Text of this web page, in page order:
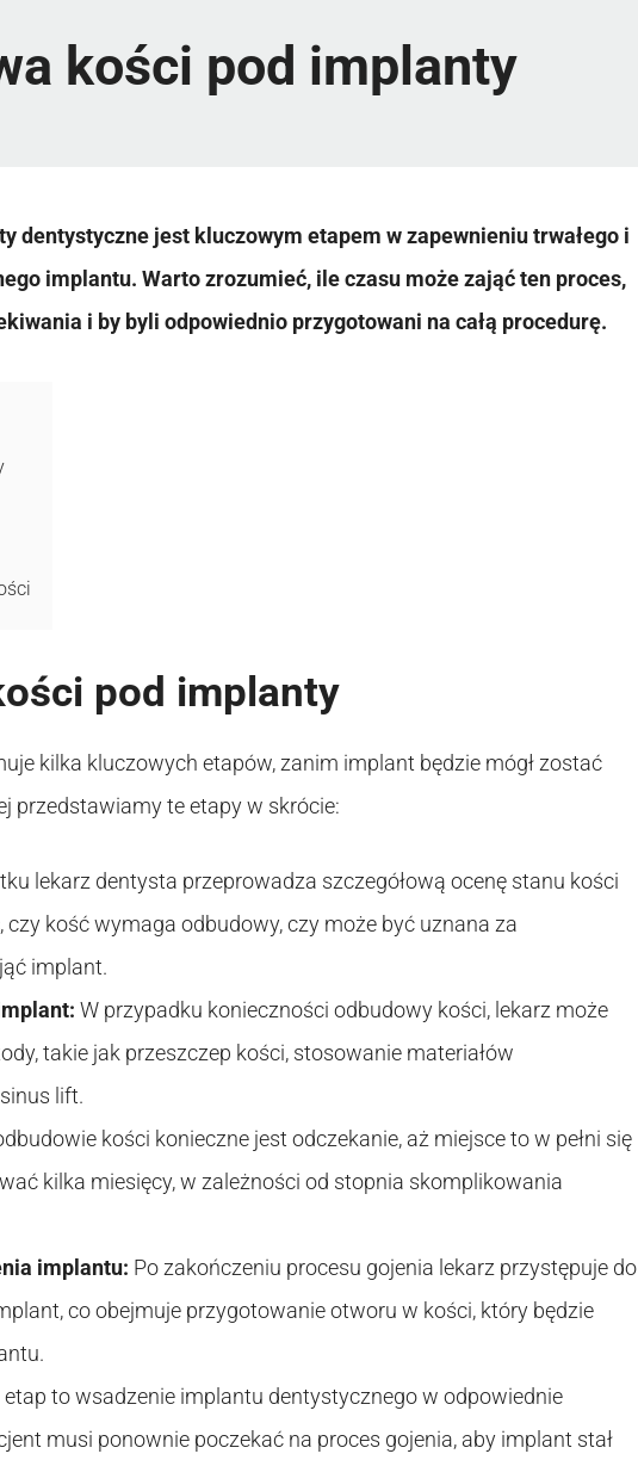
kości pod implanty
dentystyczne jest kluczowym etapem w zapewnieniu trwałego i
implantu. Warto zrozumieć, ile czasu może zająć ten proces,
i by byli odpowiednio przygotowani na całą procedurę.
pod implanty
kilka kluczowych etapów, zanim implant będzie mógł zostać
przedstawiamy te etapy w skrócie:
lekarz dentysta przeprowadza szczegółową ocenę stanu kości
czy kość wymaga odbudowy, czy może być uznana za
implant.
W przypadku konieczności odbudowy kości, lekarz może
takie jak przeszczep kości, stosowanie materiałów
lift.
kości konieczne jest odczekanie, aż miejsce to w pełni się
kilka miesięcy, w zależności od stopnia skomplikowania
implantu: Po zakończeniu procesu gojenia lekarz przystępuje do
co obejmuje przygotowanie otworu w kości, który będzie
etap to wsadzenie implantu dentystycznego w odpowiednie
musi ponownie poczekać na proces gojenia, aby implant stał